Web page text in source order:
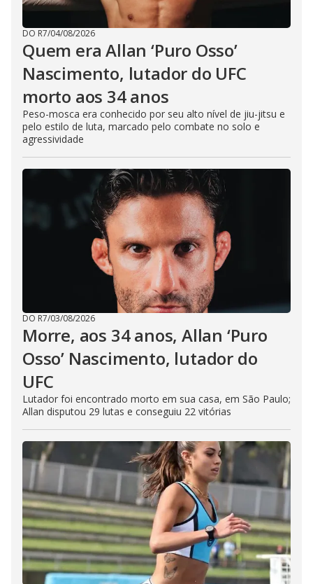
DO R7/04/08/2026
Quem era Allan ‘Puro Osso’
Nascimento, lutador do UFC
morto aos 34 anos
Peso-mosca era conhecido por seu alto nível de jiu-jitsu e
pelo estilo de luta, marcado pelo combate no solo e
agressividade
DO R7/03/08/2026
Morre, aos 34 anos, Allan ‘Puro
Osso’ Nascimento, lutador do
UFC
Lutador foi encontrado morto em sua casa, em São Paulo;
Allan disputou 29 lutas e conseguiu 22 vitórias